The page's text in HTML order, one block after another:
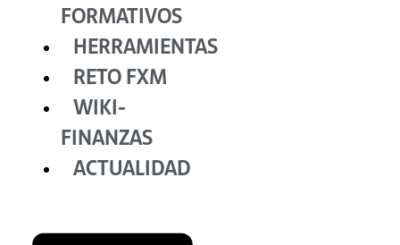
FORMATIVOS
HERRAMIENTAS
RETO FXM
WIKI-
FINANZAS
ACTUALIDAD